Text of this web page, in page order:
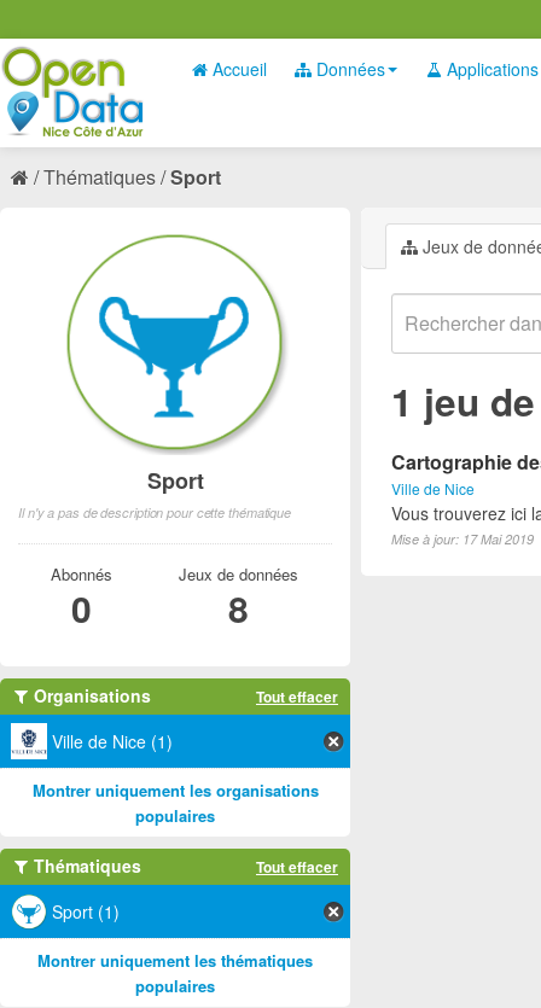
Accueil Données Applications
Thématiques Sport
Jeux de
1 jeu
Cartographie
Ville de Nice
Vous trouverez ici
Mise à jour: 17 Mai 2019
Sport
Il n'y a pas de description pour cette thématique
Abonnés
0
Jeux de données
8
Organisations Tout effacer
Ville de Nice (1)
Montrer uniquement les organisations
populaires
Thématiques Tout effacer
Sport (1)
Montrer uniquement les thématiques
populaires